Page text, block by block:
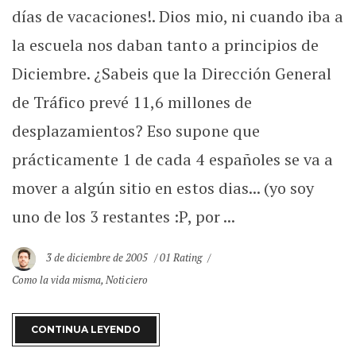
días de vacaciones!. Dios mio, ni cuando iba a
la escuela nos daban tanto a principios de
Diciembre. ¿Sabeis que la Dirección General
de Tráfico prevé 11,6 millones de
desplazamientos? Eso supone que
prácticamente 1 de cada 4 españoles se va a
mover a algún sitio en estos dias... (yo soy
uno de los 3 restantes :P, por ...
3 de diciembre de 2005
01 Rating
Como la vida misma,Noticiero
CONTINUA LEYENDO